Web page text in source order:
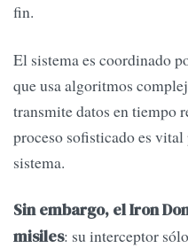
fin.
El sistema es coordinado
que usa algoritmos
transmite datos en tiempo
proceso sofisticado es
sistema.
Sin embargo, el Iron
misiles: su interceptor